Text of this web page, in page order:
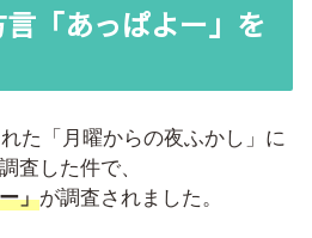
「あっぱよー」を
た「月曜からの夜ふかし」に
査した件で、
」が調査されました。